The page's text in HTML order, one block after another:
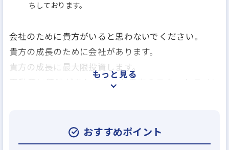
ちしております。
会社のために貴方がいると思わないでください。
貴方の成長のために会社があります。
貴方の成長に最大限投資します。
不動産に興味があればココが貴方のスタートライン
1998年に御茶ノ水から始まったスタートラインは中
央区・湾岸エリアを中心に、築地、人形町、勝どき、
もっと見る
おすすめポイント